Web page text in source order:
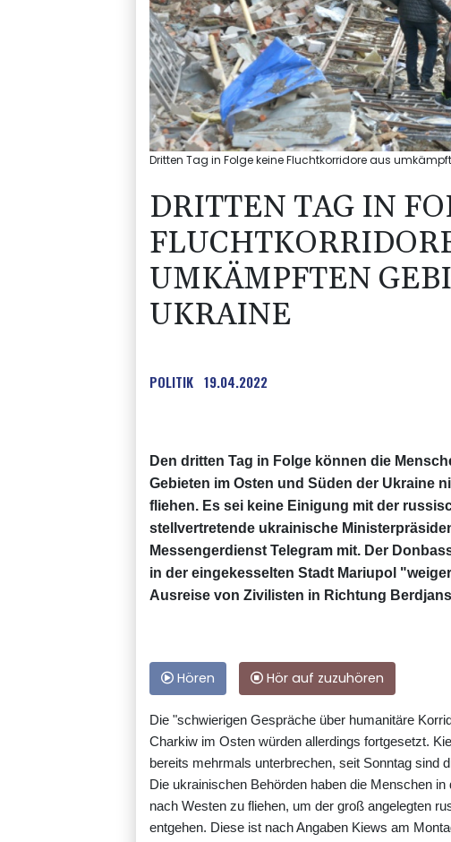
Dritten Tag in Folge keine Fluchtkorridore aus
DRITTEN TAG IN
UMKÄMPFTEN
UKRAINE
POLITIK 19.04.2022
Den dritten Tag in Folge können die
Gebieten im Osten und Süden der Ukraine
fliehen. Es sei keine Einigung mit der
stellvertretende ukrainische
Messengerdienst Telegram mit. Der
in der eingekesselten Stadt Mariupol
Ausreise von Zivilisten in Richtung
Hören Hör auf zuzuhören
Die "schwierigen Gespräche über humanitäre
Charkiw im Osten würden allerdings fortgesetzt.
bereits mehrmals unterbrechen, seit Sonntag sind
Die ukrainischen Behörden haben die Menschen
nach Westen zu fliehen, um der groß angelegten
entgehen. Diese ist nach Angaben Kiews am